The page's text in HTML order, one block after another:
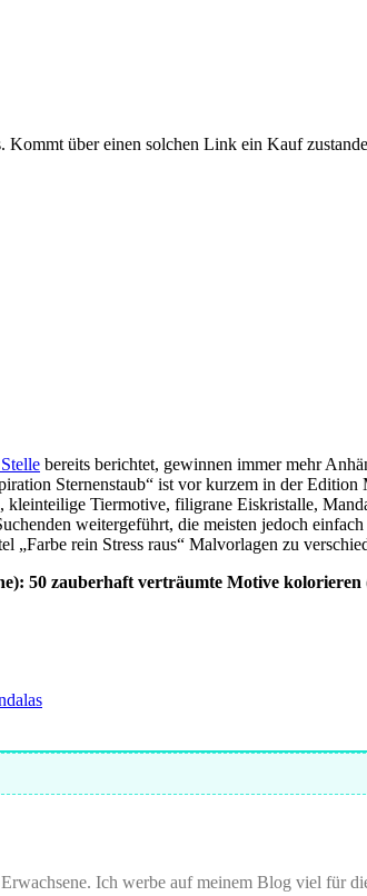
über einen solchen Link ein Kauf
bereits berichtet, gewinnen immer mehr
Sternenstaub“ ist vor kurzem in der
Tiermotive, filigrane Eiskristalle,
weitergeführt, die meisten jedoch
„Farbe rein Stress raus“ Malvorlagen zu
50 zauberhaft verträumte Motive kolorieren
Ich werbe auf meinem Blog viel für